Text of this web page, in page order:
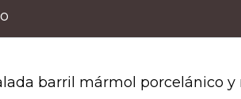
barril mármol porcelánico y